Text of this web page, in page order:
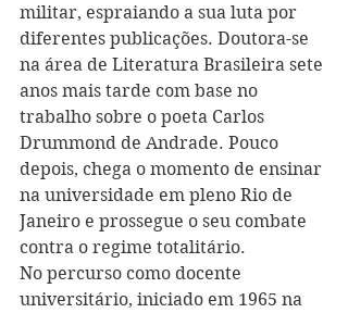
militar, espraiando a sua luta por
diferentes publicações. Doutora-se
na área de Literatura Brasileira sete
anos mais tarde com base no
trabalho sobre o poeta Carlos
Drummond de Andrade. Pouco
depois, chega o momento de ensinar
na universidade em pleno Rio de
Janeiro e prossegue o seu combate
contra o regime totalitário.
No percurso como docente
universitário, iniciado em 1965 na